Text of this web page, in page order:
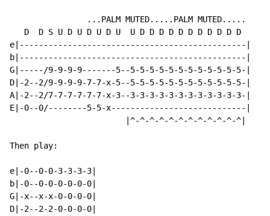
                ...PALM MUTED.....PALM MUTED.....
   D  D S U D U D U D U  U D D D D D D D D D D D
e|-----------------------------------------------|
b|-----------------------------------------------|
G|-----/9-9-9-9-------5--5-5-5-5-5-5-5-5-5-5-5-5-|
D|-2--2/9-9-9-9-7-7-x-5--5-5-5-5-5-5-5-5-5-5-5-5-|
A|-2--2/7-7-7-7-7-7-x-3--3-3-3-3-3-3-3-3-3-3-3-3-|
E|-0--0/--------5-5-x----------------------------|
|^-^-^-^-^-^-^-^-^-^-^-^|
Then play:
e|-0--0-0-3-3-3-3|
b|-0--0-0-0-0-0-0|
G|-x--x-x-0-0-0-0|
D|-2--2-2-0-0-0-0|